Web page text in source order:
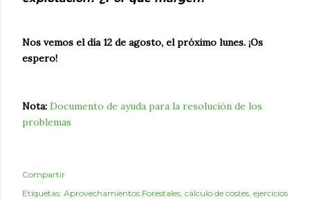
Nos vemos el día 12 de agosto, el próximo lunes. ¡Os
espero!
Nota: Documento de ayuda para la resolución de los
problemas
Compartir
Etiquetas: Aprovechamientos Forestales cálculo de costes ejercicios